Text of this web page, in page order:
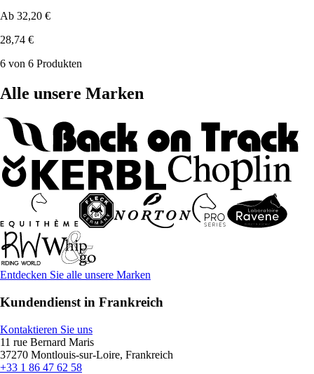
Ab 32,20 €
28,74 €
6 von 6 Produkten
Alle unsere Marken
Entdecken Sie alle unsere Marken
Kundendienst in Frankreich
Kontaktieren Sie uns
11 rue Bernard Maris
37270 Montlouis-sur-Loire, Frankreich
+33 1 86 47 62 58